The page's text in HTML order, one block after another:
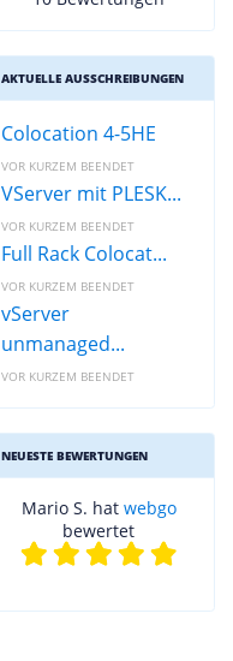
AKTUELLE AUSSCHREIBUNGEN
Colocation 4-5HE
VOR KURZEM BEENDET
VServer mit PLESK...
VOR KURZEM BEENDET
Full Rack Colocat...
VOR KURZEM BEENDET
vServer
unmanaged...
VOR KURZEM BEENDET
NEUESTE BEWERTUNGEN
Mario S. hat webgo
bewertet